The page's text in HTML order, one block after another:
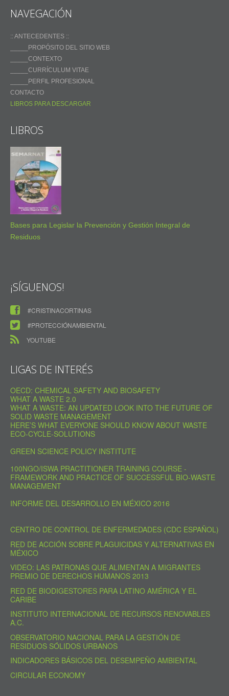
NAVEGACIÓN
:: ANTECEDENTES ::
_____PROPÓSITO DEL SITIO WEB
_____CONTEXTO
_____CURRÍCULUM VITAE
_____PERFIL PROFESIONAL
CONTACTO
LIBROS PARA DESCARGAR
LIBROS
Bases para Legislar la Prevención y Gestión Integral de
Residuos
¡SÍGUENOS!
#CRISTINACORTINAS
#PROTECCIÓNAMBIENTAL
YOUTUBE
LIGAS DE INTERÉS
OECD: CHEMICAL SAFETY AND BIOSAFETY
WHAT A WASTE 2.0
WHAT A WASTE: AN UPDATED LOOK INTO THE FUTURE OF
SOLID WASTE MANAGEMENT
HERE’S WHAT EVERYONE SHOULD KNOW ABOUT WASTE
ECO-CYCLE-SOLUTIONS
GREEN SCIENCE POLICY INSTITUTE
100NGO/ISWA PRACTITIONER TRAINING COURSE -
FRAMEWORK AND PRACTICE OF SUCCESSFUL BIO-WASTE
MANAGEMENT
INFORME DEL DESARROLLO EN MÉXICO 2016
CENTRO DE CONTROL DE ENFERMEDADES (CDC ESPAÑOL)
RED DE ACCIÓN SOBRE PLAGUICIDAS Y ALTERNATIVAS EN
MÉXICO
VIDEO: LAS PATRONAS QUE ALIMENTAN A MIGRANTES
PREMIO DE DERECHOS HUMANOS 2013
RED DE BIODIGESTORES PARA LATINO AMÉRICA Y EL
CARIBE
INSTITUTO INTERNACIONAL DE RECURSOS RENOVABLES
A.C.
OBSERVATORIO NACIONAL PARA LA GESTIÓN DE
RESIDUOS SÓLIDOS URBANOS
INDICADORES BÁSICOS DEL DESEMPEÑO AMBIENTAL
CIRCULAR ECONOMY